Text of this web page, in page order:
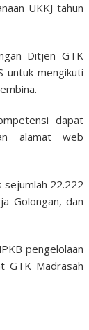
UKKJ tahun
Ditjen GTK
untuk mengikuti
dapat
alamat web
22.222
Golongan, dan
pengelolaan
GTK Madrasah